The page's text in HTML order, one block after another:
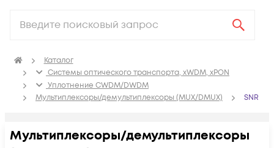
Каталог
Системы оптического транспорта, xWDM, xPON
Уплотнение CWDM/DWDM
Мультиплексоры/демультиплексоры (MUX/DMUX)
SNR
Мультиплексоры/демультиплексоры